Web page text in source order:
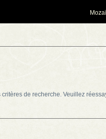
de recherche. Veuillez